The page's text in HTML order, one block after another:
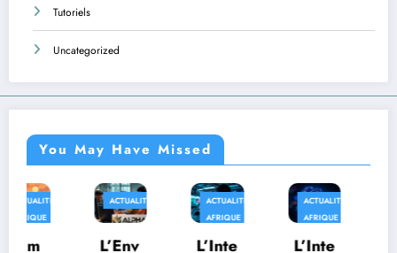
Tutoriels
Uncategorized
You May Have Missed
ACTUALITÉS
L’Env
ACTUALITÉS
AFRIQUE
L’Inte
ACTUALITÉS
AFRIQUE
L’Inte
AFRIQUE
TECHS
Au-